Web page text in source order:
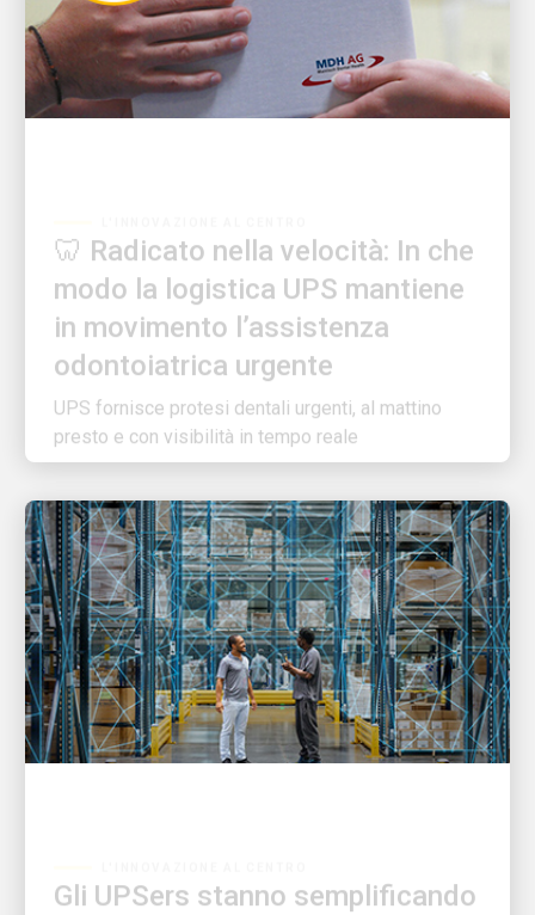
modo la logistica UPS mantiene
in movimento l’assistenza
odontoiatrica urgente
UPS fornisce protesi dentali urgenti, al mattino
presto e con visibilità in tempo reale
la logistica globale con l'IA